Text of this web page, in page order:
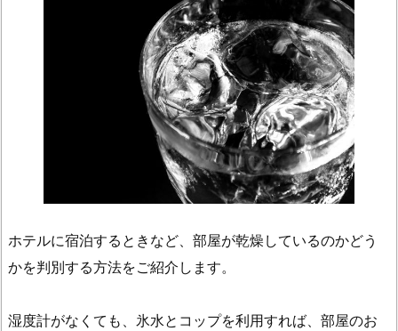
ホテルに宿泊するときなど、部屋が乾燥しているのかどう
かを判別する方法をご紹介します。
湿度計がなくても、氷水とコップを利用すれば、部屋のお